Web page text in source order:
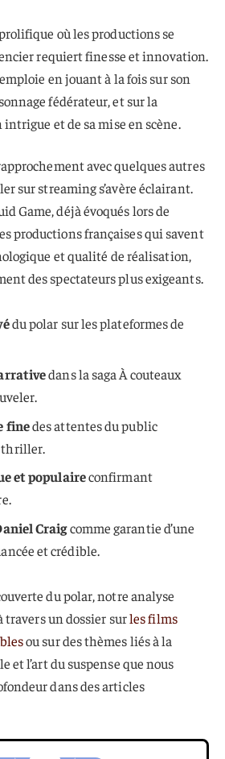
où les productions se
requiert finesse et innovation.
en jouant à la fois sur son
fédérateur, et sur la
et de sa mise en scène.
avec quelques autres
sur streaming s’avère éclairant.
Game, déjà évoqués lors de
productions françaises qui savent
et qualité de réalisation,
des spectateurs plus exigeants.
du polar sur les plateformes de
dans la saga À couteaux
finedes attentes du public
thriller.
et populaireconfirmant
Craigcomme garantie d’une
et crédible.
du polar, notre analyse
travers un dossier surles films
ou sur des thèmes liés à la
et l’art du suspense que nous
dans des articles